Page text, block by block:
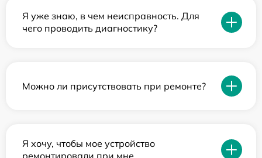
Я уже знаю, в чем неисправность. Для
чего проводить диагностику?
Можно ли присутствовать при ремонте?
Я хочу, чтобы мое устройство